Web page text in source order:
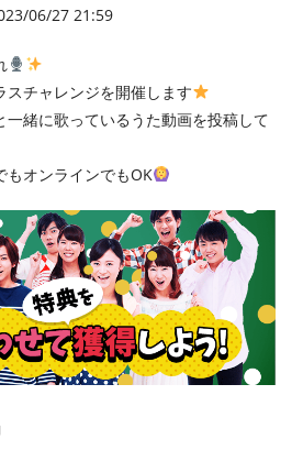
06/27 21:59
チャレンジを開催します
一緒に歌っているうた動画を投稿して
もオンラインでもOK